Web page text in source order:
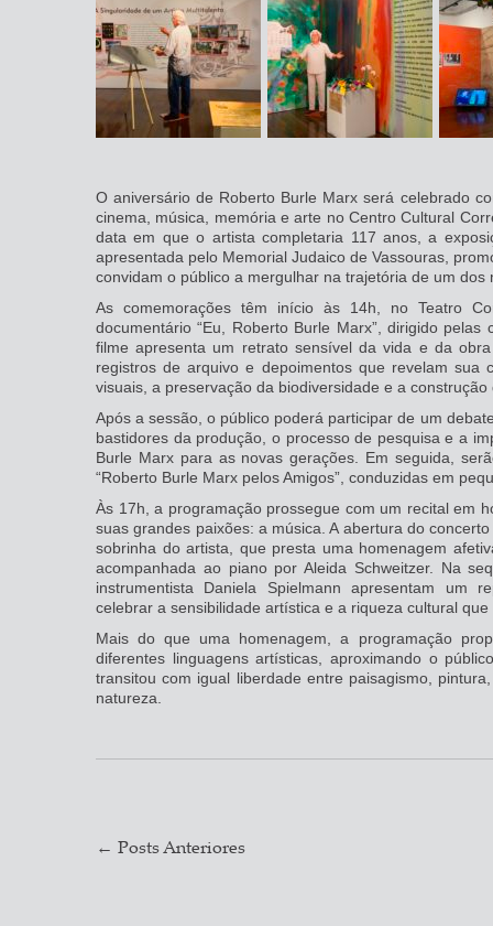
O aniversário de Roberto Burle Marx será celebrado
cinema, música, memória e arte no Centro Cultural
data em que o artista completaria 117 anos, a
apresentada pelo Memorial Judaico de Vassouras,
convidam o público a mergulhar na trajetória de um
As comemorações têm início às 14h, no Teatro
documentário “Eu, Roberto Burle Marx”, dirigido
filme apresenta um retrato sensível da vida e da
registros de arquivo e depoimentos que revelam sua
visuais, a preservação da biodiversidade e a
Após a sessão, o público poderá participar de um
bastidores da produção, o processo de pesquisa e a
Burle Marx para as novas gerações. Em seguida,
“Roberto Burle Marx pelos Amigos”, conduzidas em
Às 17h, a programação prossegue com um recital em
suas grandes paixões: a música. A abertura do
sobrinha do artista, que presta uma homenagem
acompanhada ao piano por Aleida Schweitzer. Na
instrumentista Daniela Spielmann apresentam um
celebrar a sensibilidade artística e a riqueza cultural
Mais do que uma homenagem, a programação
diferentes linguagens artísticas, aproximando o
transitou com igual liberdade entre paisagismo,
natureza.
← Posts Anteriores